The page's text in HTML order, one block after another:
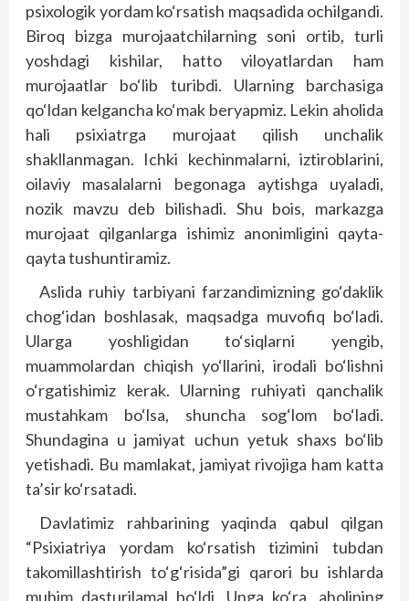
psixologik yordam ko‘rsatish maqsadida ochilgandi.
Biroq bizga murojaatchilarning soni ortib, turli
yoshdagi kishilar, hatto viloyatlardan ham
murojaatlar bo‘lib turibdi. Ularning barchasiga
qo‘ldan kelgancha ko‘mak beryapmiz. Lekin aholida
hali psixiatrga murojaat qilish unchalik
shakllanmagan. Ichki kechinmalarni, iztiroblarini,
oilaviy masalalarni begonaga aytishga uyaladi,
nozik mavzu deb bilishadi. Shu bois, markazga
murojaat qilganlarga ishimiz anonimligini qayta-
qayta tushuntiramiz.
Aslida ruhiy tarbiyani farzandimizning go‘daklik
chog‘idan boshlasak, maqsadga muvofiq bo‘ladi.
Ularga yoshligidan to‘siqlarni yengib,
muammolardan chiqish yo‘llarini, irodali bo‘lishni
o‘rgatishimiz kerak. Ularning ruhiyati qanchalik
mustahkam bo‘lsa, shuncha sog‘lom bo‘ladi.
Shundagina u jamiyat uchun yetuk shaxs bo‘lib
yetishadi. Bu mamlakat, jamiyat rivojiga ham katta
ta’sir ko‘rsatadi.
Davlatimiz rahbarining yaqinda qabul qilgan
“Psixiatriya yordam ko‘rsatish tizimini tubdan
takomillashtirish to‘g‘risida”gi qarori bu ishlarda
muhim dasturilamal bo‘ldi. Unga ko‘ra, aholining